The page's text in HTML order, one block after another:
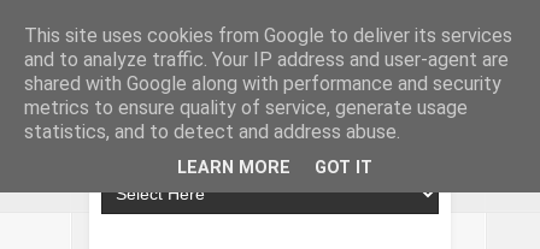
This site uses cookies from Google to deliver its services
and to analyze traffic. Your IP address and user-agent are
shared with Google along with performance and security
metrics to ensure quality of service, generate usage
statistics, and to detect and address abuse.
LEARN MORE GOT IT